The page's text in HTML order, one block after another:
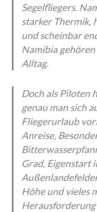
Segelfliegers.
starker Thermik,
und scheinbar
Namibia
Alltag.
Doch als Piloten
genau man sich
Fliegerurlaub
Anreise,
Grad, Eigenstart
Höhe und vieles